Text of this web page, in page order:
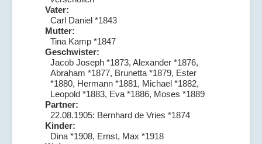
Vater:
Carl Daniel *1843
Mutter:
Tina Kamp *1847
Geschwister:
Jacob Joseph *1873, Alexander *1876,
Abraham *1877, Brunetta *1879, Ester
*1880, Hermann *1881, Michael *1882,
Leopold *1883, Eva *1886, Moses *1889
Partner:
22.08.1905: Bernhard de Vries *1874
Kinder:
Dina *1908, Ernst, Max *1918